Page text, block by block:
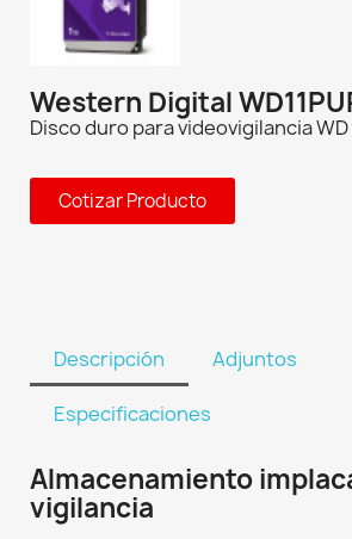
Western Digital
Disco duro para videovigilancia WD
Cotizar Producto
Descripción Adjuntos
Especificaciones
Almacenamiento
vigilancia